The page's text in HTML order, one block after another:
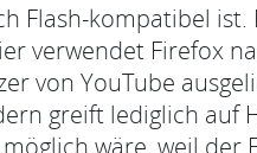
Flash-kompatibel
verwendet Firefox
von YouTube
greift lediglich auf
wäre, weil der